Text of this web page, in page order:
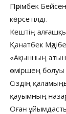
Пәрімбек
көрсетілді.
Кештің
Қанатбек
«Ақынның
өміршең болуы
Сіздің
қауымның
Оған